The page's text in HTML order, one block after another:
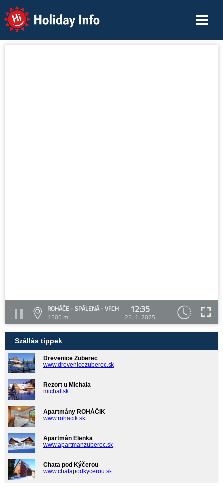
Holiday Info
ROHÁČE - SPÁLENÁ - VRCH
1505 m
12:35
25. 1. 2025
Szállás tippek
Drevenice Zuberec
www.drevenicezuberec.sk
Rezort u Michala
michal.sk
Apartmány ROHÁČIK
www.rohacik.sk
Apartmán Elenka
www.apartmanzuberec.sk
Chata pod Kýčerou
www.chatapodkycerou.sk